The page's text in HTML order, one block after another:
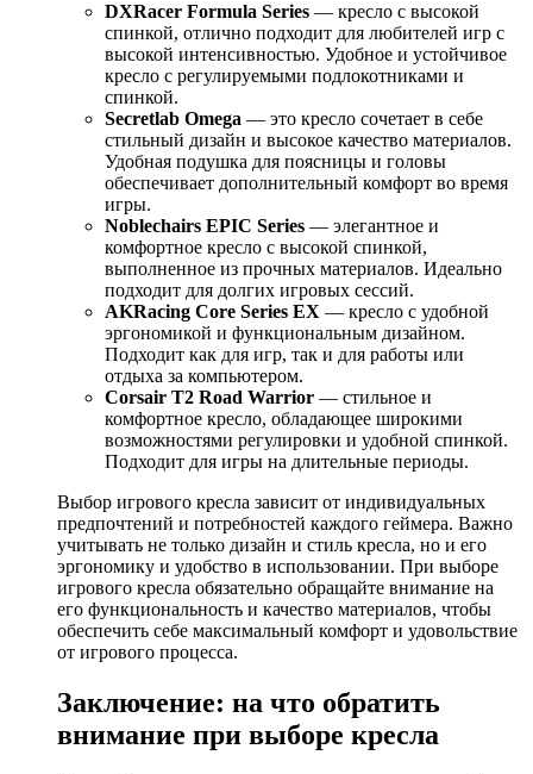
DXRacer Formula Series — кресло с высокой
спинкой, отлично подходит для любителей игр с
высокой интенсивностью. Удобное и устойчивое
кресло с регулируемыми подлокотниками и
спинкой.
Secretlab Omega — это кресло сочетает в себе
стильный дизайн и высокое качество материалов.
Удобная подушка для поясницы и головы
обеспечивает дополнительный комфорт во время
игры.
Noblechairs EPIC Series — элегантное и
комфортное кресло с высокой спинкой,
выполненное из прочных материалов. Идеально
подходит для долгих игровых сессий.
AKRacing Core Series EX — кресло с удобной
эргономикой и функциональным дизайном.
Подходит как для игр, так и для работы или
отдыха за компьютером.
Corsair T2 Road Warrior — стильное и
комфортное кресло, обладающее широкими
возможностями регулировки и удобной спинкой.
Подходит для игры на длительные периоды.
Выбор игрового кресла зависит от индивидуальных
предпочтений и потребностей каждого геймера. Важно
учитывать не только дизайн и стиль кресла, но и его
эргономику и удобство в использовании. При выборе
игрового кресла обязательно обращайте внимание на
его функциональность и качество материалов, чтобы
обеспечить себе максимальный комфорт и удовольствие
от игрового процесса.
Заключение: на что обратить
внимание при выборе кресла